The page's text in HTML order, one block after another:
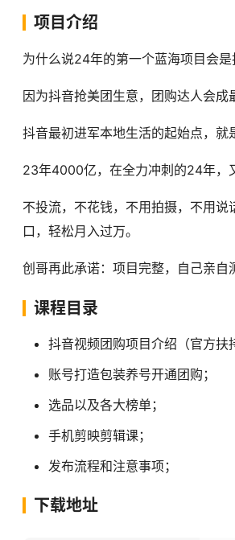
项目介绍
为什么说24年的第一个蓝海项目会是
因为抖音抢美团生意，团购达人会成
抖音最初进军本地生活的起始点，就
23年4000亿，在全力冲刺的24年，
不投流，不花钱，不用拍摄，不用
口，轻松月入过万。
创哥再此承诺：项目完整，自己亲
课程目录
抖音视频团购项目介绍（官方扶
账号打造包装养号开通团购；
选品以及各大榜单；
手机剪映剪辑课；
发布流程和注意事项；
下载地址